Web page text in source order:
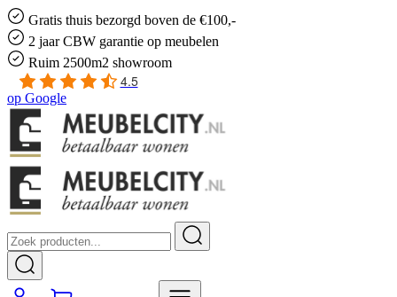
Gratis thuis bezorgd boven de €100,-
2 jaar CBW garantie op meubelen
Ruim 2500m2 showroom
4.5
op Google